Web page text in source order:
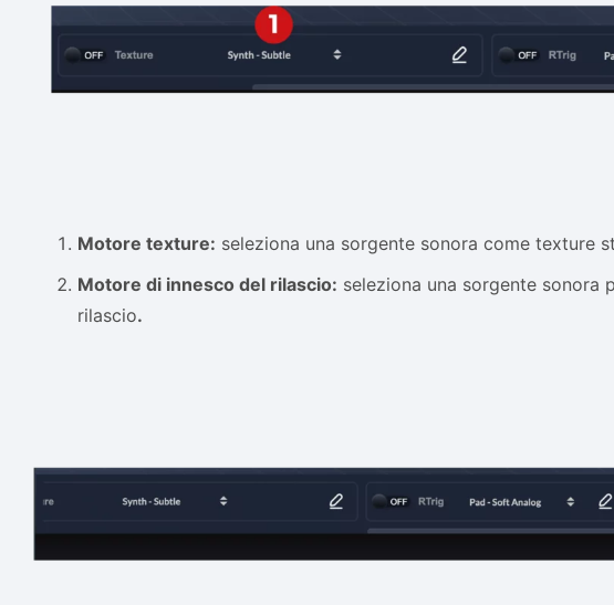
Motore texture: seleziona una sorgente sonora come texture
Motore di innesco del rilascio: seleziona una sorgente sonora
rilascio.